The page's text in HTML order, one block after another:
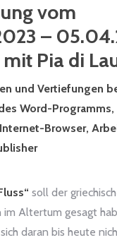
vom
–
Pia di
und Vertiefungen
Word-Programms,
Browser,
soll der
im Altertum gesagt
daran bis heute